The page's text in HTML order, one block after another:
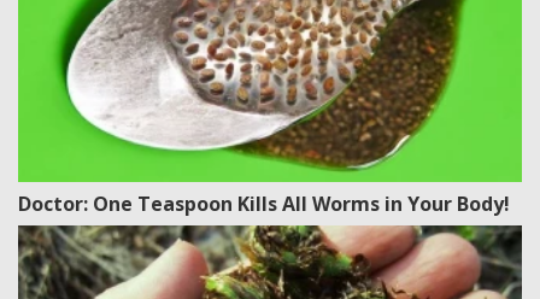
Doctor: One Teaspoon Kills All Worms in Your Body!